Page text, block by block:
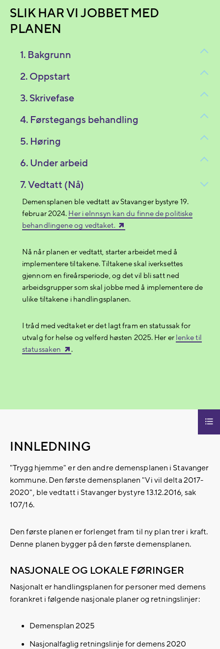
SLIK HAR VI JOBBET MED
PLANEN
1. Bakgrunn
2. Oppstart
3. Skrivefase
4. Førstegangs behandling
5. Høring
6. Under arbeid
7. Vedtatt (Nå)
Demensplanen ble vedtatt av Stavanger bystyre 19.
februar 2024. Her i eInnsyn kan du finne de politiske
behandlingene og vedtaket.
Nå når planen er vedtatt, starter arbeidet med å
implementere tiltakene. Tiltakene skal iverksettes
gjennom en fireårsperiode, og det vil bli satt ned
arbeidsgrupper som skal jobbe med å implementere de
ulike tiltakene i handlingsplanen.
I tråd med vedtaket er det lagt fram en statussak for
utvalg for helse og velferd høsten 2025. Her er lenke til
statussaken
.
INNLEDNING
"Trygg hjemme" er den andre demensplanen i Stavanger
kommune. Den første demensplanen "Vi vil delta 2017-
2020", ble vedtatt i Stavanger bystyre 13.12.2016, sak
107/16.
Den første planen er forlenget fram til ny plan trer i kraft.
Denne planen bygger på den første demensplanen.
NASJONALE OG LOKALE FØRINGER
Nasjonalt er handlingsplanen for personer med demens
forankret i følgende nasjonale planer og retningslinjer:
Demensplan 2025
Nasjonalfaglig retningslinje for demens 2020